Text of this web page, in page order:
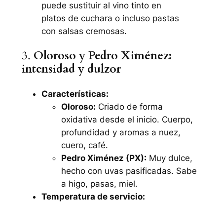
puede sustituir al vino tinto en
platos de cuchara o incluso pastas
con salsas cremosas.
3. Oloroso y Pedro Ximénez:
intensidad y dulzor
Características:
Oloroso: Criado de forma
oxidativa desde el inicio. Cuerpo,
profundidad y aromas a nuez,
cuero, café.
Pedro Ximénez (PX): Muy dulce,
hecho con uvas pasificadas. Sabe
a higo, pasas, miel.
Temperatura de servicio: